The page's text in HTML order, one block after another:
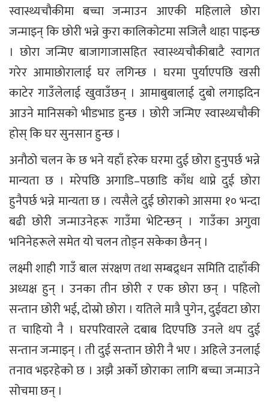
स्वास्थ्यचौकीमा बच्चा जन्माउन आएकी महिलाले छोरा
जन्माइन् कि छोरी भन्ने कुरा कालिकोटमा सजिलै थाहा पाइन्छ
। छोरा जन्मिए बाजागाजासहित स्वास्थ्यचौकीबाटै स्वागत
गरेर आमाछोरालाई घर लगिन्छ । घरमा पुर्याएपछि खसी
काटेर गाउँलेलाई खुवाउँछन् । आमाबुबालाई दुबो लगाइदिन
आउने मानिसको भीडभाड हुन्छ । छोरी जन्मिए स्वास्थ्यचौकी
होस् कि घर सुनसान हुन्छ ।
अनौठो चलन के छ भने यहाँ हरेक घरमा दुई छोरा हुनुपर्छ भन्ने
मान्यता छ । मरेपछि अगाडि–पछाडि काँध थाप्ने दुई छोरा
हुनैपर्छ भन्ने मान्यता छ । त्यसैले दुई छोराको आसमा १० भन्दा
बढी छोरी जन्माउनेहरू गाउँमा भेटिन्छन् । गाउँका अगुवा
भनिनेहरूले समेत यो चलन तोड्न सकेका छैनन् ।
लक्ष्मी शाही गाउँ बाल संरक्षण तथा सम्बद्र्धन समिति दाहाँकी
अध्यक्ष हुन् । उनका तीन छोरी र एक छोरा छन् । पहिलो
सन्तान छोरी भई, दोस्रो छोरा । यतिले मात्रै पुगेन, दुईवटा छोरा
त चाहियो नै । घरपरिवारले दबाब दिएपछि उनले थप दुई
सन्तान जन्माइन् । ती दुई सन्तान छोरी नै भए । अहिले उनलाई
तनाव भइरहेको छ । अझै अर्को छोराका लागि बच्चा जन्माउने
सोचमा छन् ।